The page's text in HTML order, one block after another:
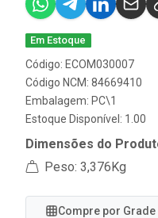
Em Estoque
Código: ECOM030007
Código NCM: 84669410
Embalagem: PC\1
Estoque Disponível: 1.00
Dimensões do
Peso: 3,376Kg
Compre por Grade